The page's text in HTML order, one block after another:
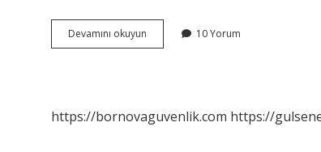
Devamını okuyun
Nedir
10 Yorum
https://bornovaguvenlik.com https://